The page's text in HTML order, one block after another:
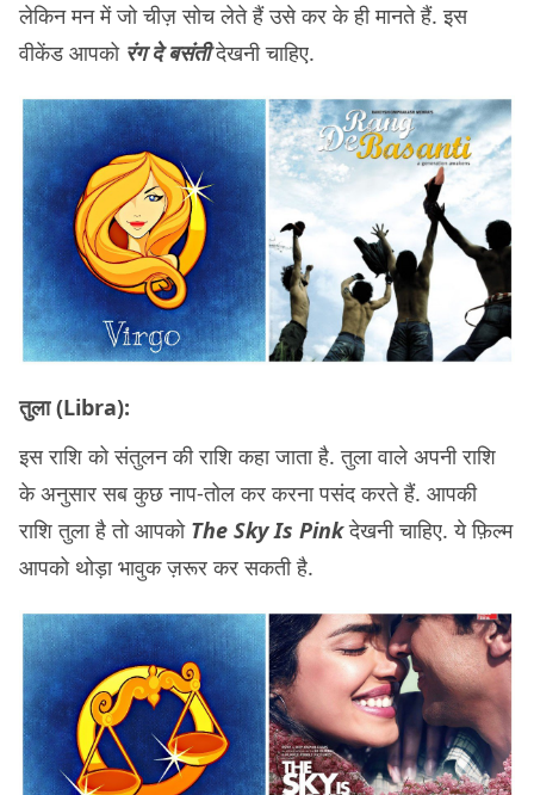
लेकिन मन में जो चीज़ सोच लेते हैं उसे कर के ही मानते हैं. इस
वीकेंड आपको रंग दे बसंतीदेखनी चाहिए.
तुला (Libra):
इस राशि को संतुलन की राशि कहा जाता है. तुला वाले अपनी राशि
के अनुसार सब कुछ नाप-तोल कर करना पसंद करते हैं. आपकी
राशि तुला है तो आपको The Sky Is Pinkदेखनी चाहिए. ये फ़िल्म
आपको थोड़ा भावुक ज़रूर कर सकती है.